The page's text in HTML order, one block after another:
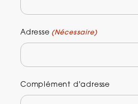
Adresse (Nécessaire)
Complément d'adresse